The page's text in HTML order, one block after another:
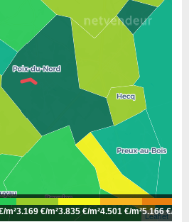
Leaflet
m²3.169 €/m²3.835 €/m²4.501 €/m²5.166 €/m²